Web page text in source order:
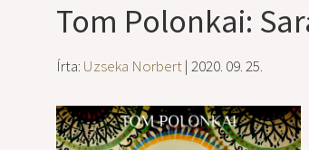
Tom Polonkai:
Írta: Uzseka Norbert| 2020. 09. 25.